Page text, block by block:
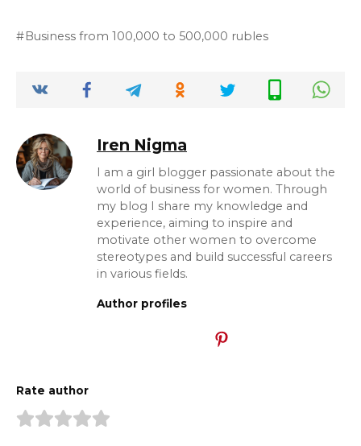
Business from 100,000 to 500,000 rubles
Iren Nigma
I am a girl blogger passionate about the
world of business for women. Through
my blog I share my knowledge and
experience, aiming to inspire and
motivate other women to overcome
stereotypes and build successful careers
in various fields.
Author profiles
Rate author